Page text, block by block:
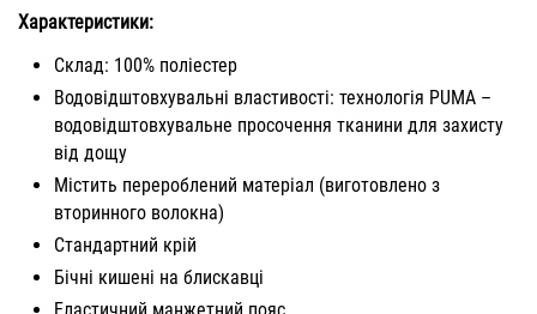
Характеристики:
Склад: 100% поліестер
Водовідштовхувальні властивості: технологія PUMA –
водовідштовхувальне просочення тканини для захисту
від дощу
Містить перероблений матеріал (виготовлено з
вторинного волокна)
Стандартний крій
Бічні кишені на блискавці